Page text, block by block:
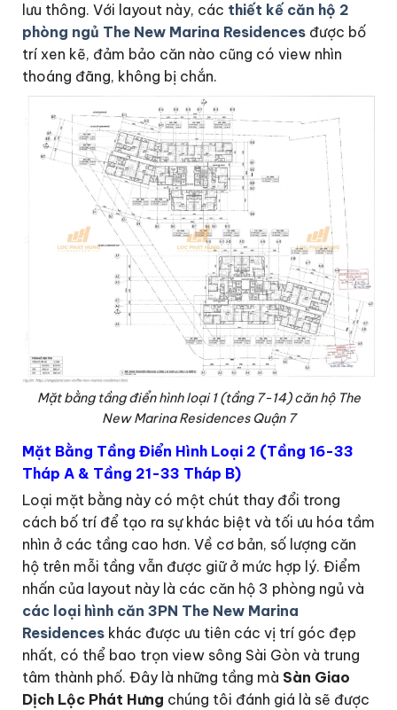
lưu thông. Với layout này, các thiết kế căn hộ 2
phòng ngủ The New Marina Residences được bố
trí xen kẽ, đảm bảo căn nào cũng có view nhìn
thoáng đãng, không bị chắn.
Mặt bằng tầng điển hình loại 1 (tầng 7-14) căn hộ The
New Marina Residences Quận 7
Mặt Bằng Tầng Điển Hình Loại 2 (Tầng 16-33
Tháp A & Tầng 21-33 Tháp B)
Loại mặt bằng này có một chút thay đổi trong
cách bố trí để tạo ra sự khác biệt và tối ưu hóa tầm
nhìn ở các tầng cao hơn. Về cơ bản, số lượng căn
hộ trên mỗi tầng vẫn được giữ ở mức hợp lý. Điểm
nhấn của layout này là các căn hộ 3 phòng ngủ và
các loại hình căn 3PN The New Marina
Residences khác được ưu tiên các vị trí góc đẹp
nhất, có thể bao trọn view sông Sài Gòn và trung
tâm thành phố. Đây là những tầng mà Sàn Giao
Dịch Lộc Phát Hưng chúng tôi đánh giá là sẽ được